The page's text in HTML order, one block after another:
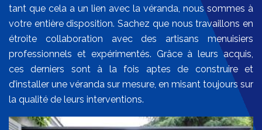
tant que cela a un lien avec la véranda, nous sommes à
votre entière disposition. Sachez que nous travaillons en
étroite collaboration avec des artisans menuisiers
professionnels et expérimentés. Grâce à leurs acquis,
ces derniers sont à la fois aptes de construire et
d’installer une véranda sur mesure, en misant toujours sur
la qualité de leurs interventions.